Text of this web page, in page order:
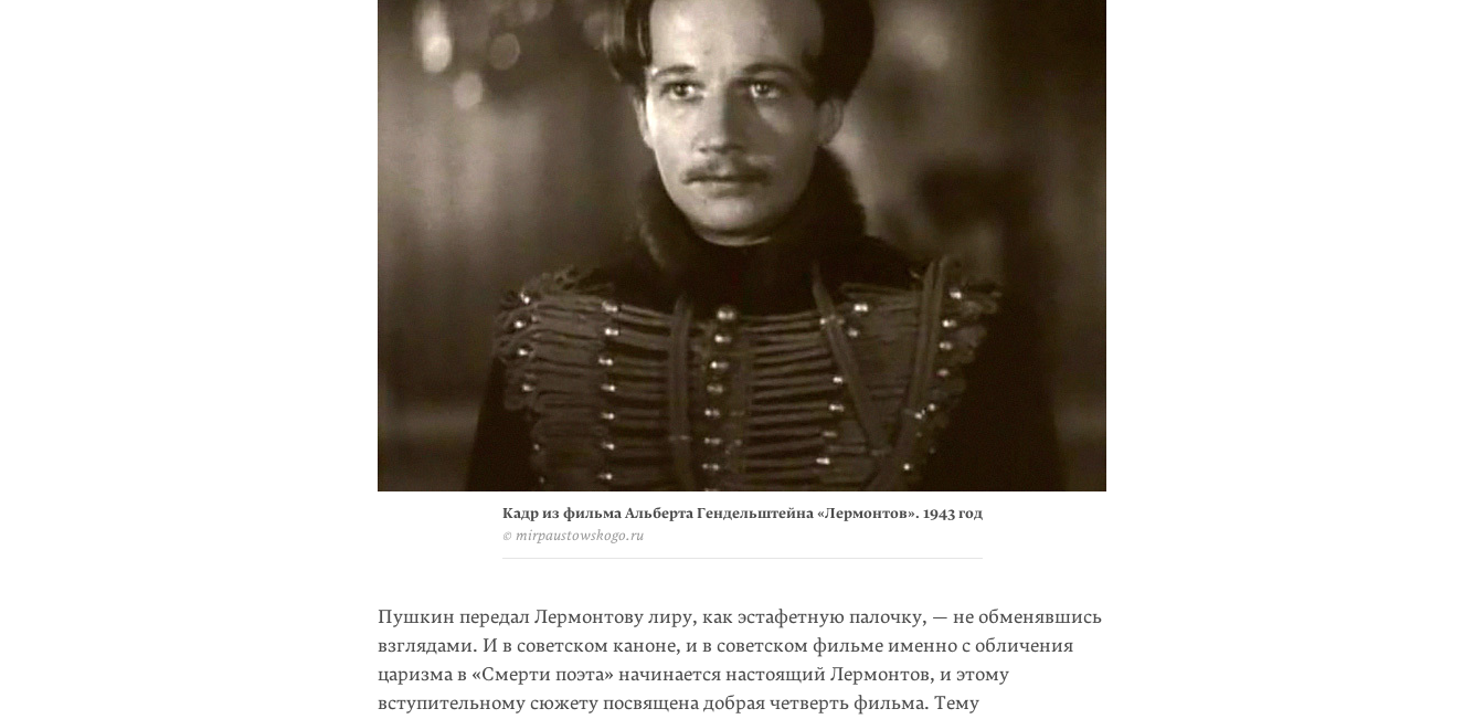
Кадр из фильма Альберта Гендельштейна «Лермонтов». 1943 год
© mirpaustowskogo.ru
Пушкин передал Лермонтову лиру, как эстафетную палочку, — не обменявшись
взглядами. И в советском каноне, и в советском фильме именно с обличения
царизма в «Смерти поэта» начинается настоящий Лермонтов, и этому
вступительному сюжету посвящена добрая четверть фильма. Тему